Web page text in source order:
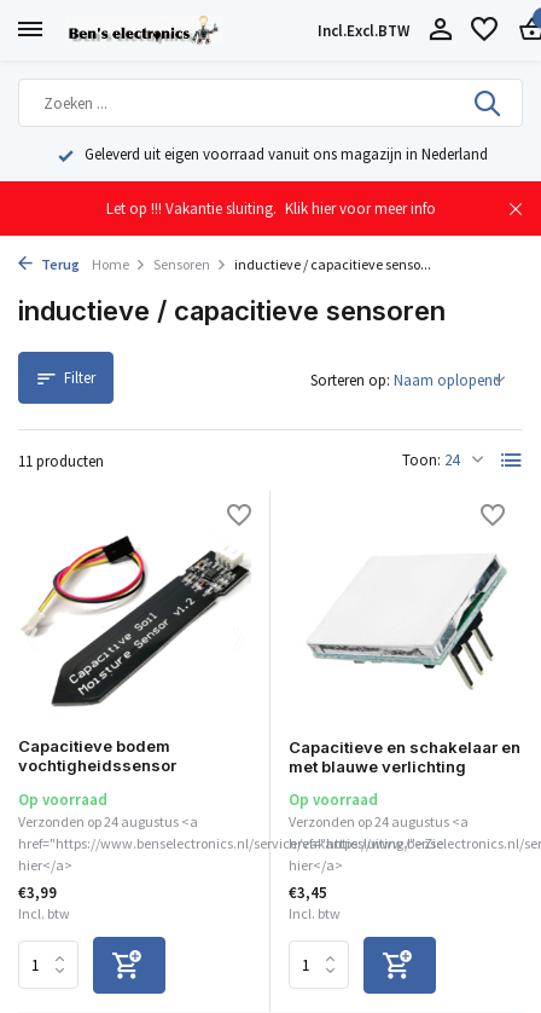
Incl.Excl.BTW
Geleverd uit eigen voorraad vanuit ons magazijn in Nederland
Let op !!! Vakantie sluiting. Klik hier voor meer info
Terug Home Sensoren inductieve / capacitieve senso...
inductieve / capacitieve sensoren
Filter
11 producten Toon:
Sorteren op:
Capacitieve bodem
vochtigheidssensor
Op voorraad
Verzonden op 24 augustus <a
href="https://www.benselectronics.nl/service/vakantiesluiting/">Zie
hier</a>
€3,99
Incl. btw
Capacitieve en schakelaar en
met blauwe verlichting
Op voorraad
Verzonden op 24 augustus <a
href="https://www.benselectronics.nl/
hier</a>
€3,45
Incl. btw